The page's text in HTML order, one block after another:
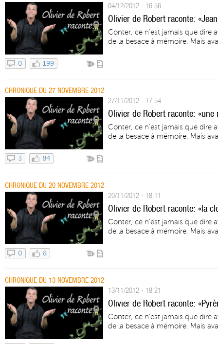
0 199
04/12/2012 - 16:56
Olivier de Robert raconte:
Conter, ce n'est jamais que dire
de la besace à mémoire. Mais
CHRONIQUE DU 27 NOVEMBRE 2012
3 84
27/11/2012 - 17:54
Olivier de Robert raconte: «une
Conter, ce n'est jamais que dire
de la besace à mémoire. Mais
CHRONIQUE DU 20 NOVEMBRE 2012
0 8
20/11/2012 - 18:11
Olivier de Robert raconte: «la
Conter, ce n'est jamais que dire
de la besace à mémoire. Mais
CHRONIQUE DU 13 NOVEMBRE 2012
13/11/2012 - 18:21
Olivier de Robert raconte:
Conter, ce n'est jamais que dire
de la besace à mémoire. Mais